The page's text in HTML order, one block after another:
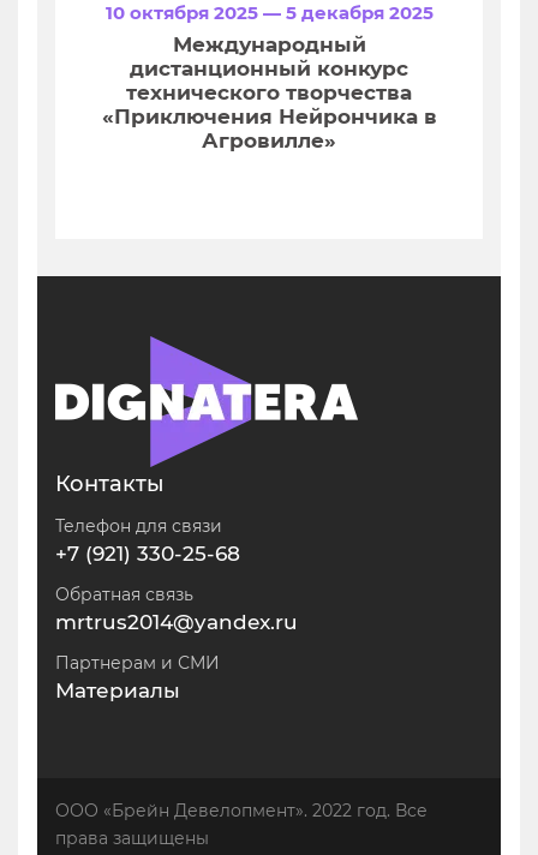
10 октября 2025 — 5 декабря 2025
Международный
дистанционный конкурс
технического творчества
«Приключения Нейрончика в
Агровилле»
Контакты
Телефон для связи
+7 (921) 330-25-68
Обратная связь
mrtrus2014@yandex.ru
Партнерам и СМИ
Материалы
ООО «Брейн Девелопмент». 2022 год. Все
права защищены